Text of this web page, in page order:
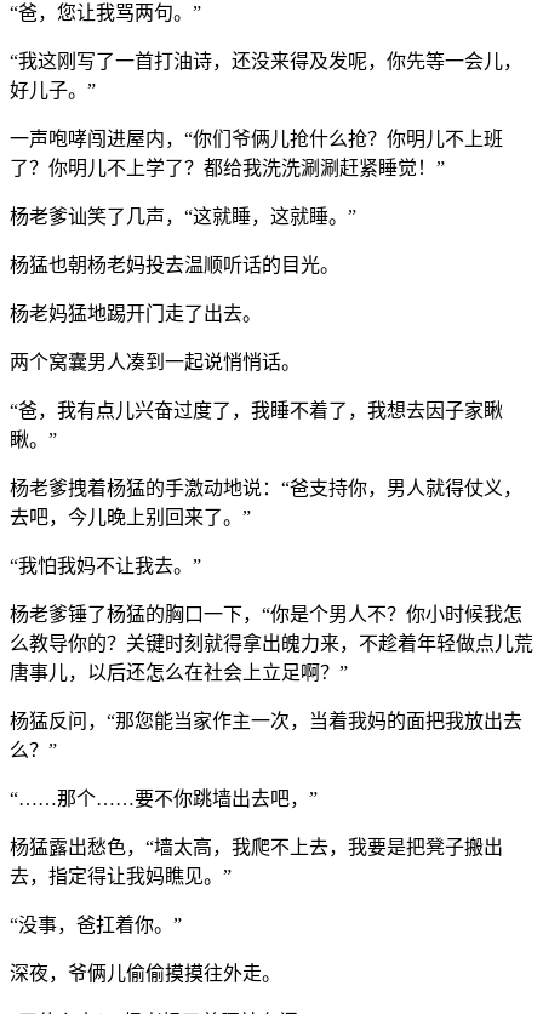
“爸，您让我骂两句。”
“我这刚写了一首打油诗，还没来得及发呢，你先等一会儿，
好儿子。”
一声咆哮闯进屋内，“你们爷俩儿抢什么抢？你明儿不上班
了？你明儿不上学了？都给我洗洗涮涮赶紧睡觉！”
杨老爹讪笑了几声，“这就睡，这就睡。”
杨猛也朝杨老妈投去温顺听话的目光。
杨老妈猛地踢开门走了出去。
两个窝囊男人凑到一起说悄悄话。
“爸，我有点儿兴奋过度了，我睡不着了，我想去因子家瞅
瞅。”
杨老爹拽着杨猛的手激动地说：“爸支持你，男人就得仗义，
去吧，今儿晚上别回来了。”
“我怕我妈不让我去。”
杨老爹锤了杨猛的胸口一下，“你是个男人不？你小时候我怎
么教导你的？关键时刻就得拿出魄力来，不趁着年轻做点儿荒
唐事儿，以后还怎么在社会上立足啊？”
杨猛反问，“那您能当家作主一次，当着我妈的面把我放出去
么？”
“……那个……要不你跳墙出去吧，”
杨猛露出愁色，“墙太高，我爬不上去，我要是把凳子搬出
去，指定得让我妈瞧见。”
“没事，爸扛着你。”
深夜，爷俩儿偷偷摸摸往外走。